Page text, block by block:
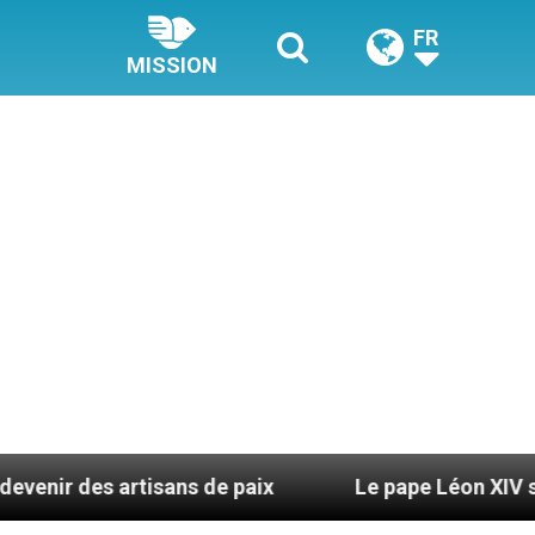
MISSION
FR
de paix Le pape Léon XIV se rendra en